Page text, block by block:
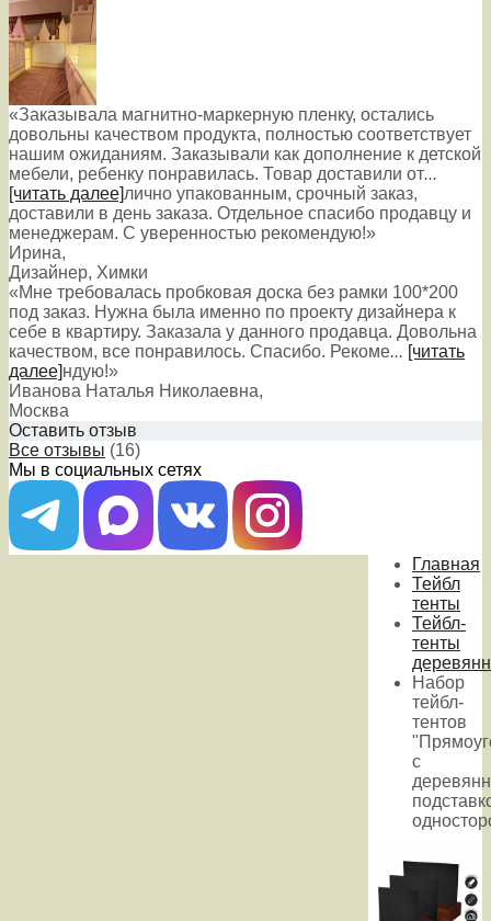
«Заказывала магнитно-маркерную пленку, остались
довольны качеством продукта, полностью соответствует
нашим ожиданиям. Заказывали как дополнение к детской
мебели, ребенку понравилась. Товар доставили от...
[читать далее]лично упакованным, срочный заказ,
доставили в день заказа. Отдельное спасибо продавцу и
менеджерам. С уверенностью рекомендую!»
Ирина,
Дизайнер, Химки
«Мне требовалась пробковая доска без рамки 100*200
под заказ. Нужна была именно по проекту дизайнера к
себе в квартиру. Заказала у данного продавца. Довольна
качеством, все понравилось. Спасибо. Рекоме... [читать
далее]ндую!»
Иванова Наталья Николаевна,
Москва
Оставить отзыв
Все отзывы (16)
Мы в социальных сетях
Главная
Тейбл
тенты
Тейбл-
тенты
Набор
тейбл-
тентов
с